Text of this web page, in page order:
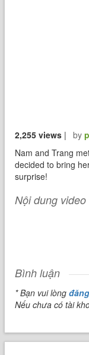
2,255 views | by
Nam and Trang
decided to bring
surprise!
Nội dung video
Bình luận
* Bạn vui lòng
Nếu chưa có tài